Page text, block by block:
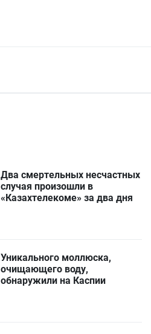
Два смертельных несчастных
случая произошли в
«Казахтелекоме» за два дня
Уникального моллюска,
очищающего воду,
обнаружили на Каспии